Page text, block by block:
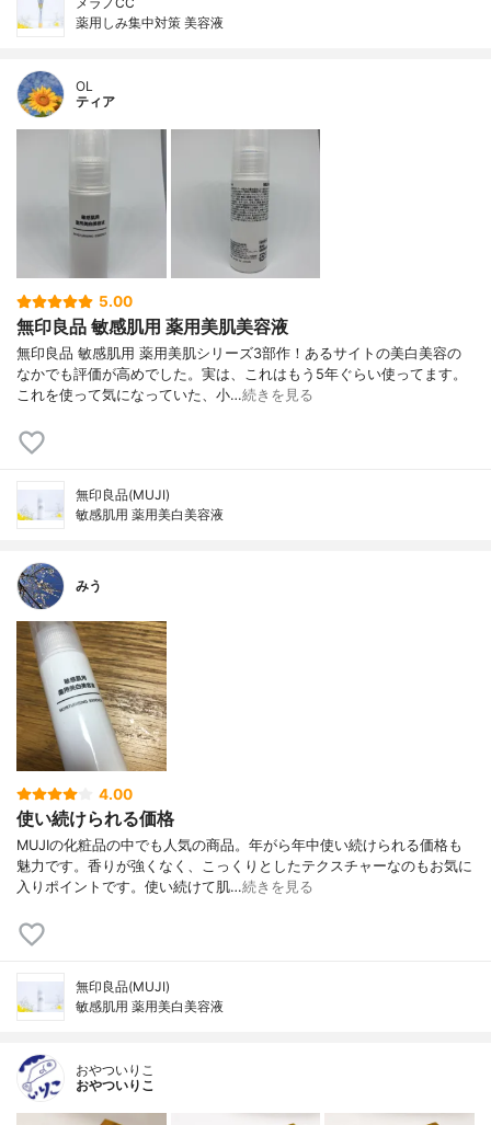
薬用しみ集中対策 美容液
OL
ティア
5.00
無印良品 敏感肌用 薬用美肌美容液
無印良品 敏感肌用 薬用美肌シリーズ3部作！あるサイトの美白美容の
なかでも評価が高めでした。実は、これはもう5年ぐらい使ってます。
これを使って気になっていた、小…続きを見る
無印良品(MUJI)
敏感肌用 薬用美白美容液
みう
4.00
使い続けられる価格
MUJIの化粧品の中でも人気の商品。年がら年中使い続けられる価格も
魅力です。香りが強くなく、こっくりとしたテクスチャーなのもお気に
入りポイントです。使い続けて肌…続きを見る
無印良品(MUJI)
敏感肌用 薬用美白美容液
おやついりこ
おやついりこ